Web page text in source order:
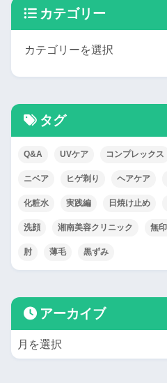
カテゴリー
タグ
Q&A UVケア コンプレックス
ニベア ヒゲ剃り ヘアケア
化粧水 実践編 日焼け止め
洗顔 湘南美容クリニック 無
肘 薄毛 黒ずみ
アーカイブ